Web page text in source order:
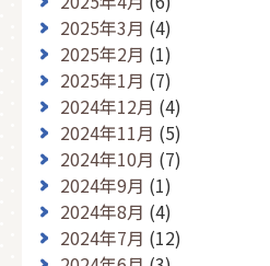
2025年3月 (4)
2025年2月 (1)
2025年1月 (7)
2024年12月 (4)
2024年11月 (5)
2024年10月 (7)
2024年9月 (1)
2024年8月 (4)
2024年7月 (12)